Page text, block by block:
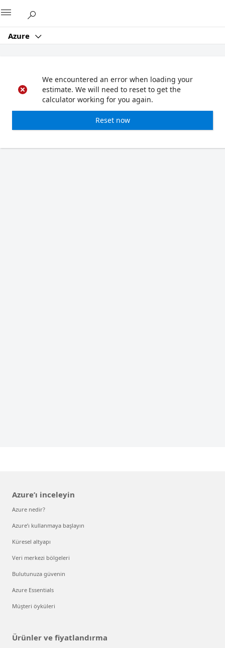
Azure
We encountered an error when loading your
estimate. We will need to reset to get the
calculator working for you again.
Reset now
Azure’ı inceleyin
Azure nedir?
Azure’ı kullanmaya başlayın
Küresel altyapı
Veri merkezi bölgeleri
Bulutunuza güvenin
Azure Essentials
Müşteri öyküleri
Ürünler ve fiyatlandırma